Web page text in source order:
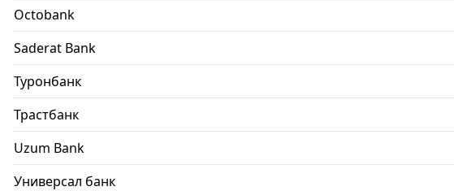
Octobank
Saderat Bank
Туронбанк
Трастбанк
Uzum Bank
Универсал банк